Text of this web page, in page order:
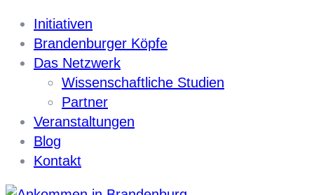
Initiativen
Brandenburger Köpfe
Das Netzwerk
Wissenschaftliche Studien
Partner
Veranstaltungen
Blog
Kontakt